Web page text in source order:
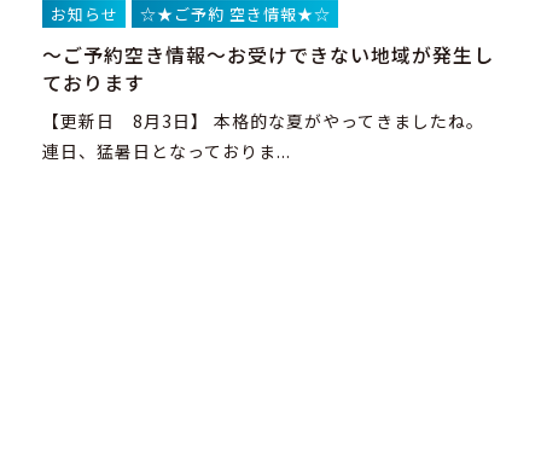
お知らせ
☆★ご予約 空き情報★☆
～ご予約空き情報～お受けできない地域が発生し
ております
【更新日 8月3日】 本格的な夏がやってきましたね。
連日、猛暑日となっておりま...